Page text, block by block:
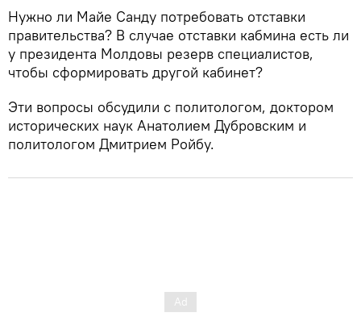
Нужно ли Майе Санду потребовать отставки
правительства? В случае отставки кабмина есть ли
у президента Молдовы резерв специалистов,
чтобы сформировать другой кабинет?
Эти вопросы обсудили с политологом, доктором
исторических наук Анатолием Дубровским и
политологом Дмитрием Ройбу.